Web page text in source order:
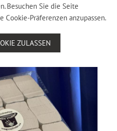
Besuchen Sie die Seite
Cookie-Präferenzen anzupassen.
ZULASSEN